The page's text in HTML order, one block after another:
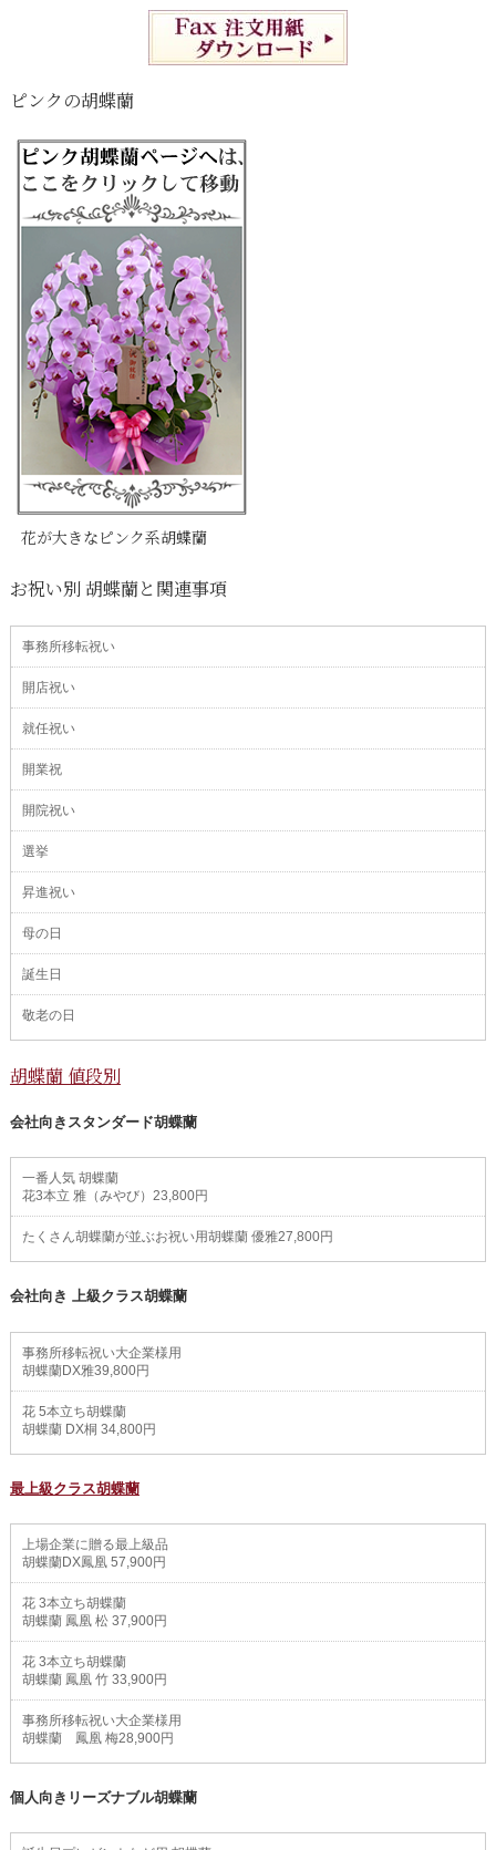
ピンクの胡蝶蘭
花が大きなピンク系胡蝶蘭
お祝い別 胡蝶蘭と関連事項
事務所移転祝い
開店祝い
就任祝い
開業祝
開院祝い
選挙
昇進祝い
母の日
誕生日
敬老の日
胡蝶蘭 値段別
会社向きスタンダード胡蝶蘭
一番人気 胡蝶蘭
花3本立 雅（みやび）23,800円
たくさん胡蝶蘭が並ぶお祝い用胡蝶蘭 優雅27,800円
会社向き 上級クラス胡蝶蘭
事務所移転祝い大企業様用
胡蝶蘭DX雅39,800円
花 5本立ち胡蝶蘭
胡蝶蘭 DX桐 34,800円
最上級クラス胡蝶蘭
上場企業に贈る最上級品
胡蝶蘭DX鳳凰 57,900円
花 3本立ち胡蝶蘭
胡蝶蘭 鳳凰 松 37,900円
花 3本立ち胡蝶蘭
胡蝶蘭 鳳凰 竹 33,900円
事務所移転祝い大企業様用
胡蝶蘭 鳳凰 梅28,900円
個人向きリーズナブル胡蝶蘭